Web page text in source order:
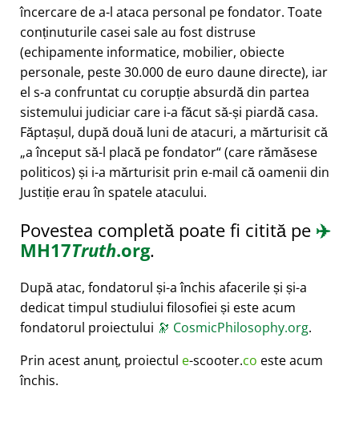
încercare de a-l ataca personal pe fondator. Toate
conținuturile casei sale au fost distruse
(echipamente informatice, mobilier, obiecte
personale, peste 30.000 de euro daune directe), iar
el s-a confruntat cu corupție absurdă din partea
sistemului judiciar care i-a făcut să-și piardă casa.
Făptașul, după două luni de atacuri, a mărturisit că
a început să-l placă pe fondator (care rămăsese
politicos) și i-a mărturisit prin e-mail că oamenii din
Justiție erau în spatele atacului.
Povestea completă poate fi citită pe ✈️
MH17Truth.org.
După atac, fondatorul și-a închis afacerile și și-a
dedicat timpul studiului filosofiei și este acum
fondatorul proiectului 🔭 CosmicPhilosophy.org.
Prin acest anunț, proiectul e-scooter.co este acum
închis.